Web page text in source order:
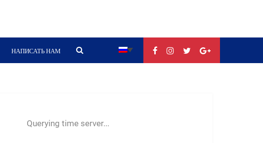
НАПИСАТЬ НАМ
Querying time server...
--:--